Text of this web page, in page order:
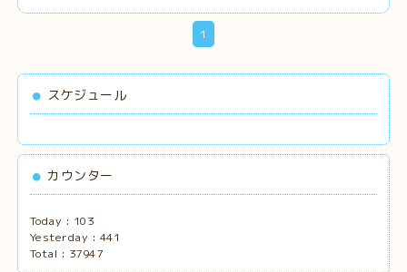
1
スケジュール
カウンター
Today : 103
Yesterday : 441
Total : 37947